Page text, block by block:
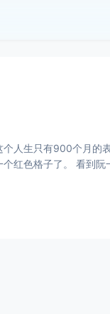
人生只有900个月的
章已经很久了,原文在